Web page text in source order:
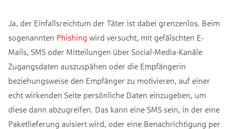
Ja, der Einfallsreichtum der Täter ist dabei grenzenlos. Beim
sogenannten Phishing wird versucht, mit gefälschten E-
Mails, SMS oder Mitteilungen über Social-Media-Kanäle
Zugangsdaten auszuspähen oder die Empfängerin
beziehungsweise den Empfänger zu motivieren, auf einer
echt wirkenden Seite persönliche Daten einzugeben, um
diese dann abzugreifen. Das kann eine SMS sein, in der eine
Paketlieferung avisiert wird, oder eine Benachrichtigung per